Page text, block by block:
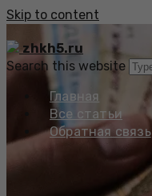
Skip to content
zhkh5.ru
Search this website
Главная
Все статьи
Обратная связь